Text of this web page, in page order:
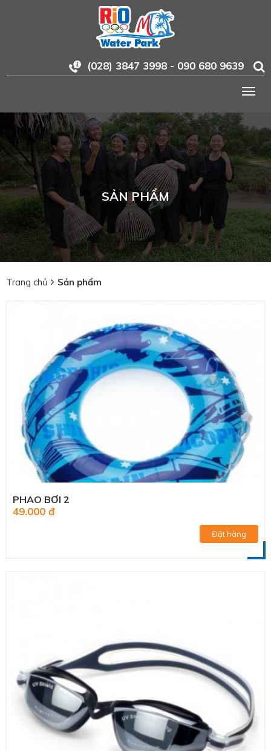
(028) 3847 3998 - 090 680 9639
SẢN PHẨM
Trang chủ Sản phẩm
PHAO BƠI 2
49.000 đ
Đặt hàng